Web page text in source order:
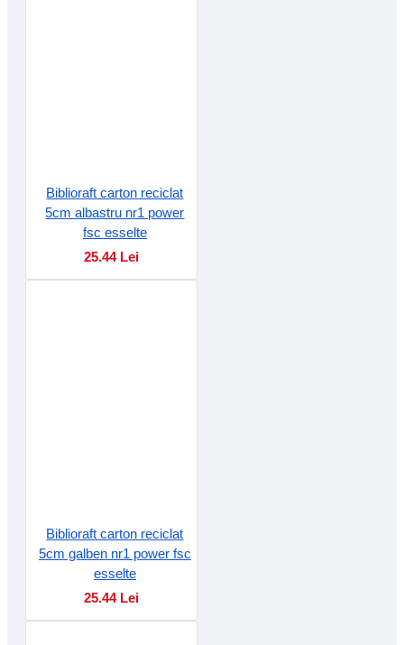
Biblioraft carton reciclat
5cm albastru nr1 power
fsc esselte
25.44 Lei
Biblioraft carton reciclat
5cm galben nr1 power fsc
esselte
25.44 Lei